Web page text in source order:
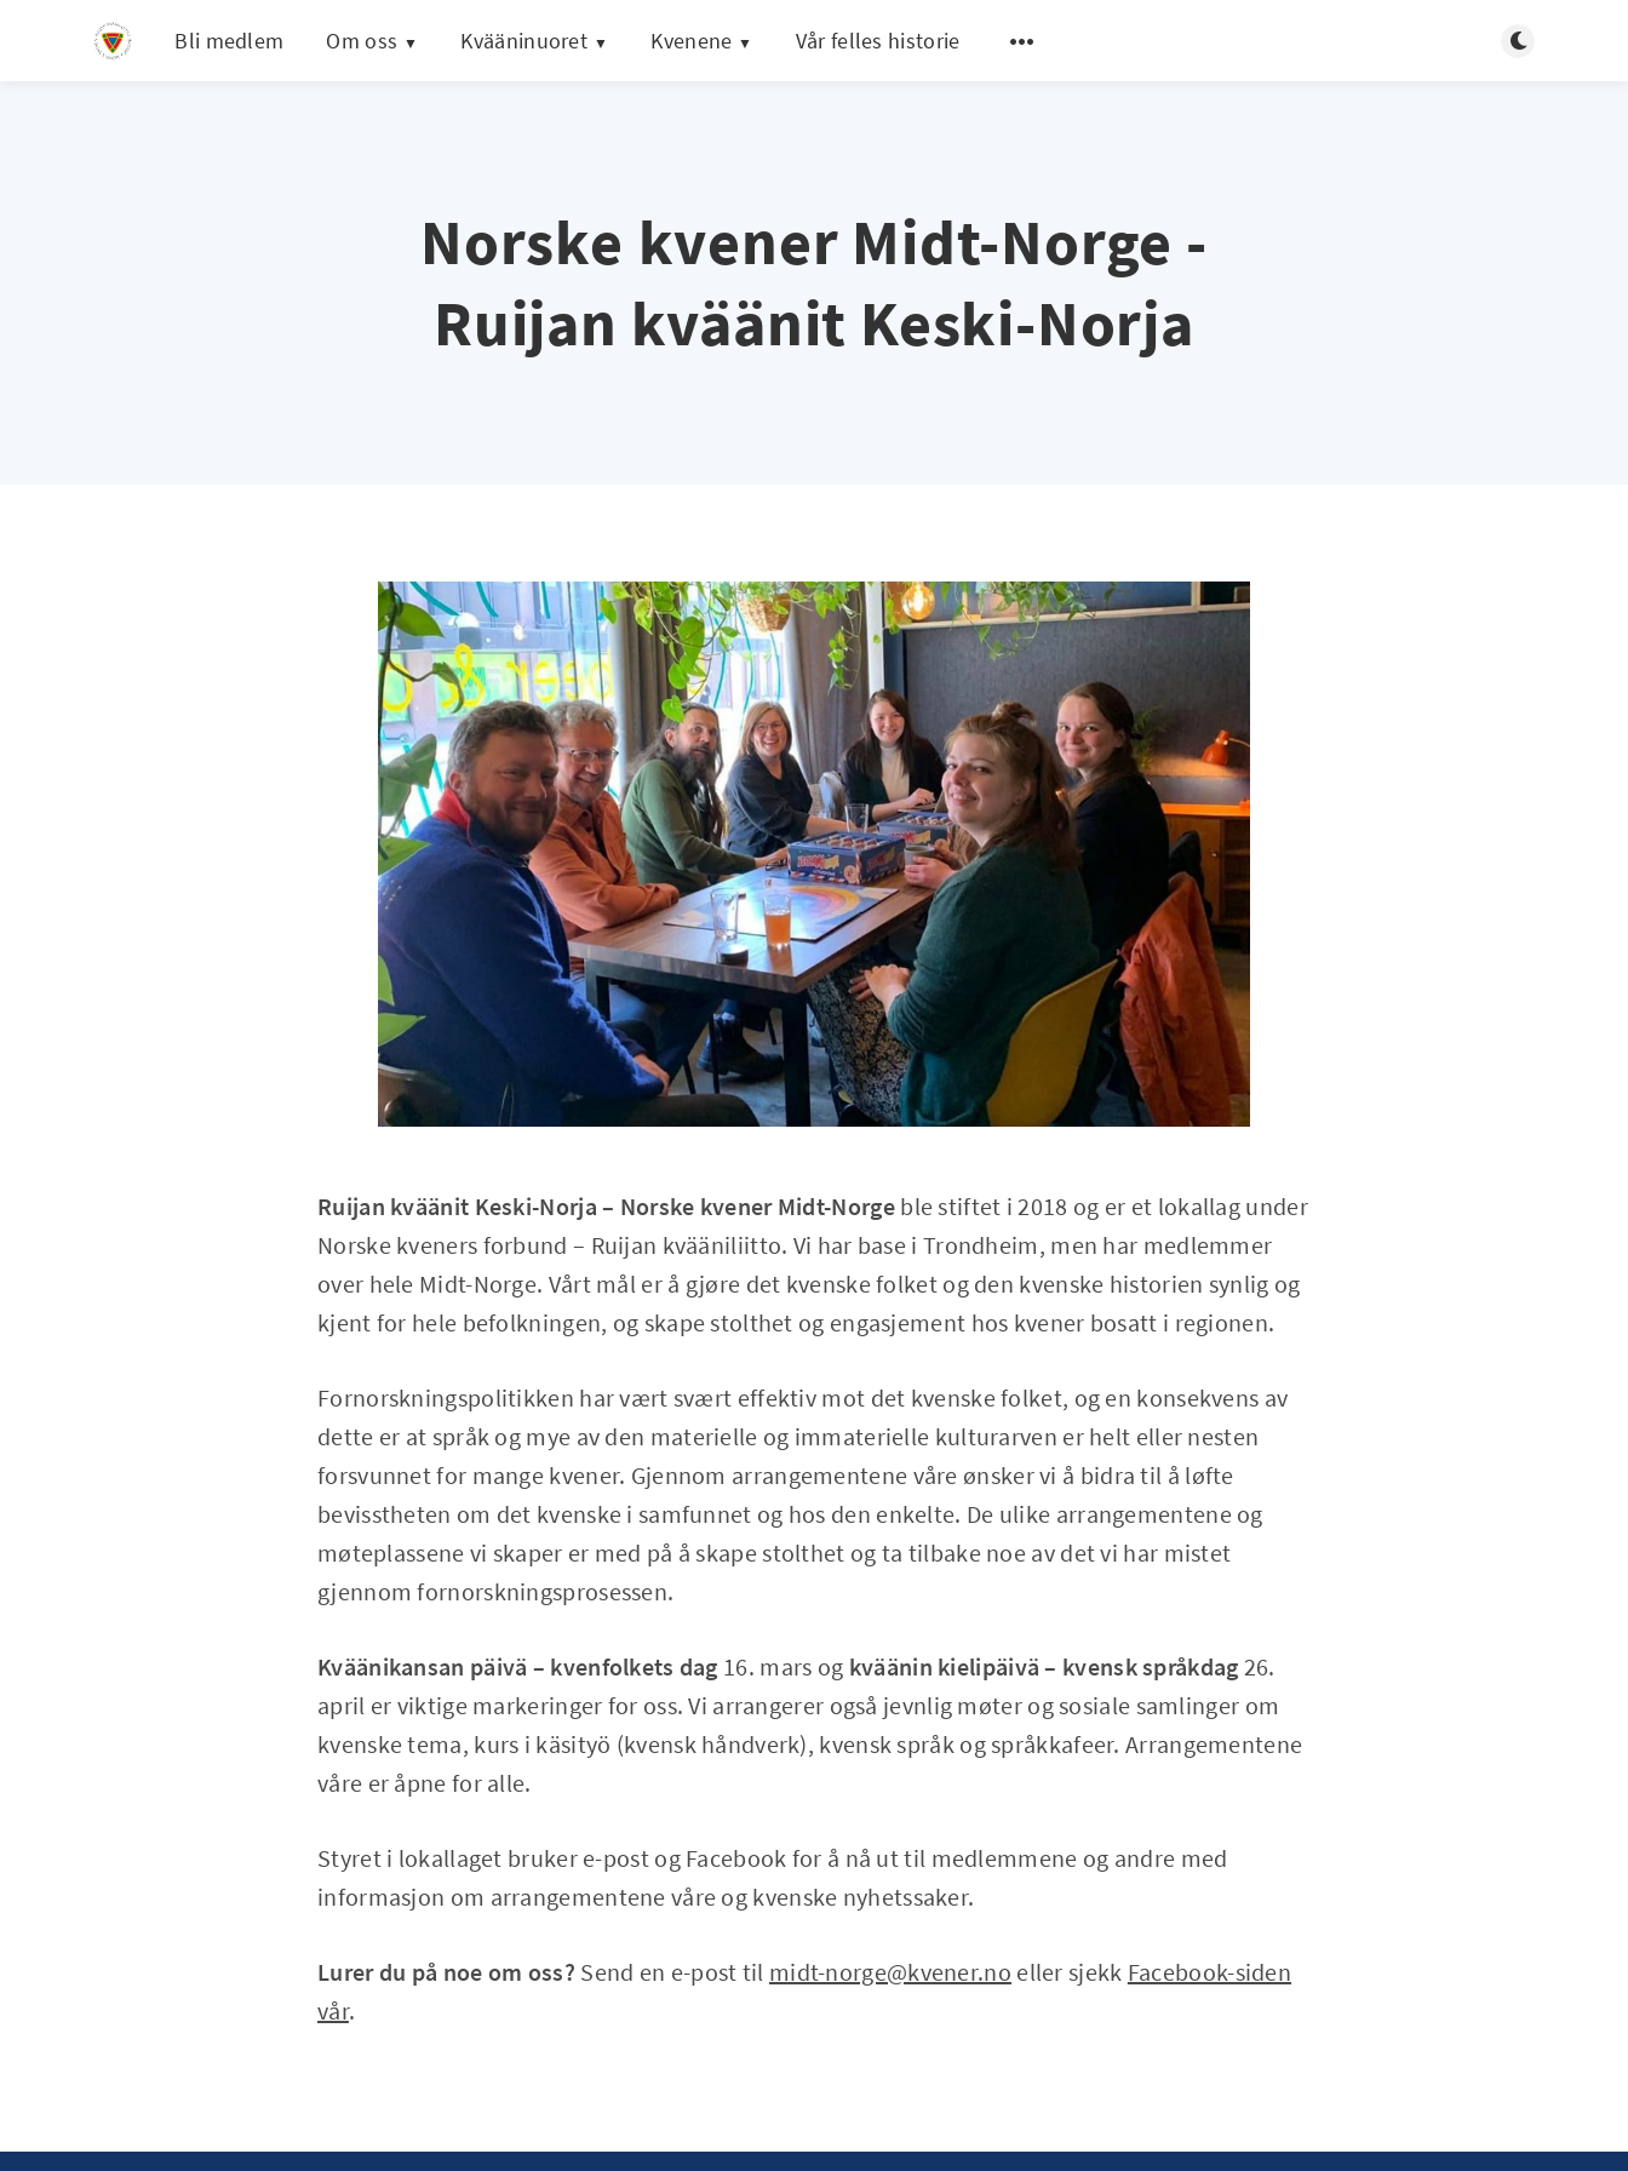
Bli medlem Om oss Kvääninuoret Kvenene Vår felles historie Toggle light/
Norske kvener Midt-Norge -
Ruijan kväänit Keski-Norja
Ruijan kväänit Keski-Norja – Norske kvener Midt-Norgeble stiftet i 2018 og er et lokallag under
Norske kveners forbund – Ruijan kvääniliitto. Vi har base i Trondheim, men har medlemmer
over hele Midt-Norge. Vårt mål er å gjøre det kvenske folket og den kvenske historien synlig og
kjent for hele befolkningen, og skape stolthet og engasjement hos kvener bosatt i regionen.
Fornorskningspolitikken har vært svært effektiv mot det kvenske folket, og en konsekvens av
dette er at språk og mye av den materielle og immaterielle kulturarven er helt eller nesten
forsvunnet for mange kvener. Gjennom arrangementene våre ønsker vi å bidra til å løfte
bevisstheten om det kvenske i samfunnet og hos den enkelte. De ulike arrangementene og
møteplassene vi skaper er med på å skape stolthet og ta tilbake noe av det vi har mistet
gjennom fornorskningsprosessen.
Kväänikansan päivä – kvenfolkets dag 16. mars og kväänin kielipäivä – kvensk språkdag 26.
april er viktige markeringer for oss. Vi arrangerer også jevnlig møter og sosiale samlinger om
kvenske tema, kurs i käsityö (kvensk håndverk), kvensk språk og språkkafeer. Arrangementene
våre er åpne for alle.
Styret i lokallaget bruker e-post og Facebook for å nå ut til medlemmene og andre med
informasjon om arrangementene våre og kvenske nyhetssaker.
Lurer du på noe om oss? Send en e-post til midt-norge@kvener.no eller sjekk Facebook-siden
vår.